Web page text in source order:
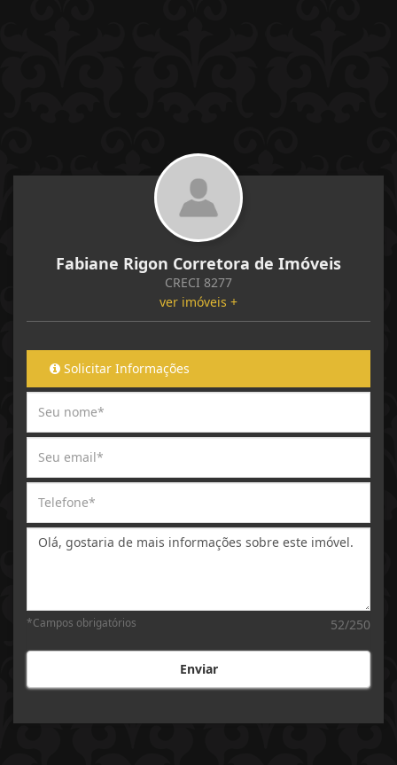
Fabiane Rigon Corretora de Imóveis
CRECI 8277
ver imóveis +
Solicitar Informações
Mensagem:
52/250
*Campos obrigatórios
Enviar